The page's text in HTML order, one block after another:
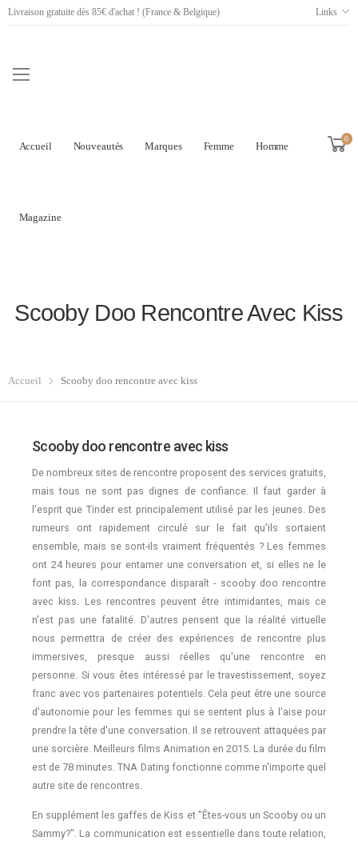
Livraison gratuite dès 85€ d'achat ! (France & Belgique) Links
Accueil Nouveautés Marques Femme Homme
Magazine
0
Scooby Doo Rencontre Avec Kiss
Accueil Scooby doo rencontre avec kiss
Scooby doo rencontre avec kiss
De nombreux sites de rencontre proposent des services gratuits,
mais tous ne sont pas dignes de confiance. Il faut garder à
l'esprit que Tinder est principalement utilisé par les jeunes. Des
rumeurs ont rapidement circulé sur le fait qu'ils sortaient
ensemble, mais se sont-ils vraiment fréquentés ? Les femmes
ont 24 heures pour entamer une conversation et, si elles ne le
font pas, la correspondance disparaît - scooby doo rencontre
avec kiss. Les rencontres peuvent être intimidantes, mais ce
n'est pas une fatalité. D'autres pensent que la réalité virtuelle
nous permettra de créer des expériences de rencontre plus
immersives, presque aussi réelles qu'une rencontre en
personne. Si vous êtes intéressé par le travestissement, soyez
franc avec vos partenaires potentiels. Cela peut être une source
d'autonomie pour les femmes qui se sentent plus à l'aise pour
prendre la tête d'une conversation. Il se retrouvent attaquées par
une sorcière. Meilleurs films Animation en 2015. La durée du film
est de 78 minutes. TNA Dating fonctionne comme n'importe quel
autre site de rencontres.
En supplément les gaffes de Kiss et "Êtes-vous un Scooby ou un
Sammy?". La communication est essentielle dans toute relation,